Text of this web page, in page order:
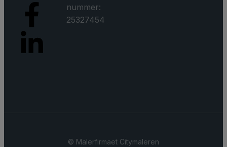
nummer:
25327454
© ​Malerfirmaet Citymaleren